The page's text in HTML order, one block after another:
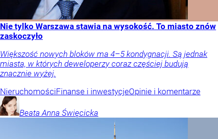
Nie tylko Warszawa stawia na wysokość. To miasto znów
zaskoczyło
Większość nowych bloków ma 4–5 kondygnacji. Są jednak
miasta, w których deweloperzy coraz częściej budują
znacznie wyżej.
NieruchomościFinanse i inwestycjeOpinie i komentarze
Beata Anna Święcicka